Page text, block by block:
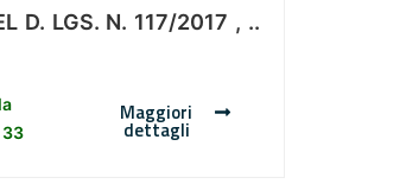
D. LGS. N. 117/2017 , ..
33
Maggiori
dettagli